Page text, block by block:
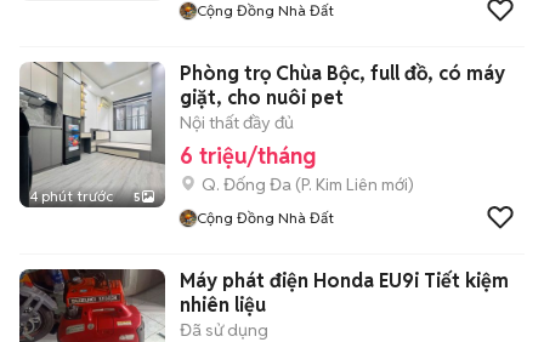
Cộng Đồng Nhà Đất
4 phút trước 5
Phòng trọ Chùa Bộc, full đồ, có máy
giặt, cho nuôi pet
Nội thất đầy đủ
6 triệu/tháng
Q. Đống Đa (P. Kim Liên mới)
Cộng Đồng Nhà Đất
Máy phát điện Honda EU9i Tiết kiệm
nhiên liệu
Đã sử dụng